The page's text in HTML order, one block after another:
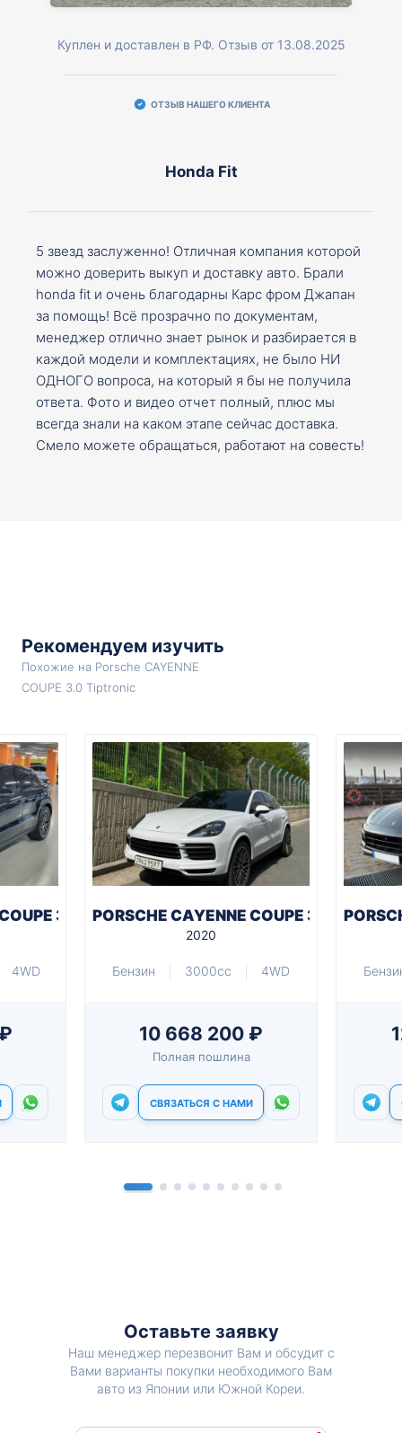
Куплен и доставлен в РФ. Отзыв от 13.08.2025
ОТЗЫВ НАШЕГО КЛИЕНТА
Honda Fit
5 звезд заслуженно! Отличная компания которой
можно доверить выкуп и доставку авто. Брали
honda fit и очень благодарны Карс фром Джапан
за помощь! Всё прозрачно по документам,
менеджер отлично знает рынок и разбирается в
каждой модели и комплектациях, не было НИ
ОДНОГО вопроса, на который я бы не получила
ответа. Фото и видео отчет полный, плюс мы
всегда знали на каком этапе сейчас доставка.
Смело можете обращаться, работают на совесть!
Рекомендуем изучить
Похожие на Porsche CAYENNE
COUPE 3.0 Tiptronic
3.0 TIPTRONIC E-HYBRID
4WD
PORSCHE CAYENNE COUPE 3.0
2020
Бензин 3000cc 4WD
10 668 200 ₽
Полная пошлина
СВЯЗАТЬСЯ С НАМИ
Оставьте заявку
Наш менеджер перезвонит Вам и обсудит с
Вами варианты покупки необходимого Вам
авто из Японии или Южной Кореи.